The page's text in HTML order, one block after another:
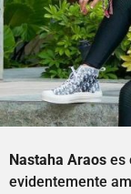
Nastaha Araos es
evidentemente